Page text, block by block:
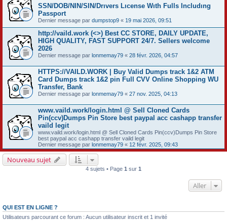
SSN/DOB/NIN/SIN/Drıvers Lıcense Wıth Fulls Includıng
Passport
Dernier message par dumpstop9 « 19 mai 2026, 09:51
http://vaild.work (<>) Best CC STORE, DAILY UPDATE,
HIGH QUALITY, FAST SUPPORT 24/7. Sellers welcome
2026
Dernier message par lonmemay79 « 28 févr. 2026, 04:57
HTTPS://VAILD.WORK | Buy Valid Dumps track 1&2 ATM
Card Dumps track 1&2 pin Full CVV Online Shopping WU
Transfer, Bank
Dernier message par lonmemay79 « 27 nov. 2025, 04:13
www.vaild.work/login.html @ Sell Cloned Cards
Pin(ccv)Dumps Pin Store best paypal acc cashapp transfer
vaild legit
www.vaild.work/login.html @ Sell Cloned Cards Pin(ccv)Dumps Pin Store
best paypal acc cashapp transfer vaild legit
Dernier message par lonmemay79 « 12 févr. 2025, 09:43
Nouveau sujet
4 sujets • Page 1 sur 1
Aller
QUI EST EN LIGNE ?
Utilisateurs parcourant ce forum : Aucun utilisateur inscrit et 1 invité